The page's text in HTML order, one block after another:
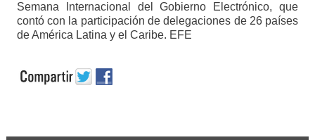
Semana Internacional del Gobierno Electrónico, que
contó con la participación de delegaciones de 26 países
de América Latina y el Caribe. EFE